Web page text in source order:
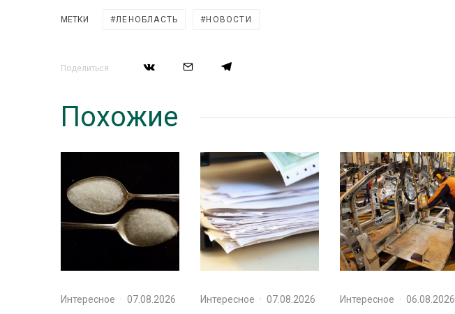
МЕТКИ ЛЕНОБЛАСТЬ НОВОСТИ
Поделиться
Похожие
Интересное · 07.08.2026 Интересное · 07.08.2026 Интересное · 06.08.2026